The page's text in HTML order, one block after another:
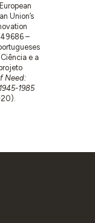
Union’s
–
e a
Need:
1985